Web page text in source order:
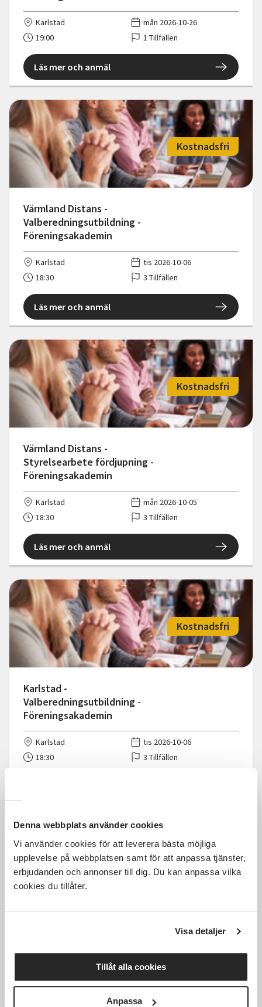
Denna webbplats använder cookies
Vi använder cookies för att leverera bästa möjliga
upplevelse på webbplatsen samt för att anpassa tjänster,
erbjudanden och annonser till dig. Du kan anpassa vilka
cookies du tillåter.
Visa detaljer
Tillåt alla cookies
Anpassa
Karlstad
mån 2026-10-26
19:00
1 Tillfällen
Läs mer och anmäl
Värmland Distans -
Valberedningsutbildning -
Föreningsakademin
Kostnadsfri
Karlstad
tis 2026-10-06
18:30
3 Tillfällen
Läs mer och anmäl
Värmland Distans -
Styrelsearbete fördjupning -
Föreningsakademin
Kostnadsfri
Karlstad
mån 2026-10-05
18:30
3 Tillfällen
Läs mer och anmäl
Karlstad -
Valberedningsutbildning -
Föreningsakademin
Kostnadsfri
Karlstad
tis 2026-10-06
18:30
3 Tillfällen
Föreningsakademin
Kostnadsfri
Karlstad
mån 2026-10-26
1 Tillfällen